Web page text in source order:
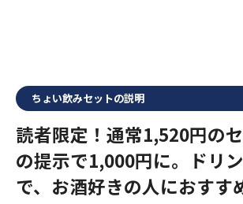
ちょい飲みセットの説明
読者限定！通常1,520円の
の提示で1,000円に。ドリ
で、お酒好きの人におすす